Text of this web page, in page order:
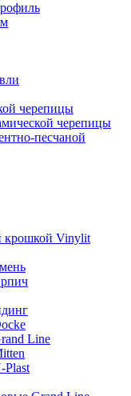
черепицы
черепицы
песчаной
крошкой Vinylit
Line
Plast